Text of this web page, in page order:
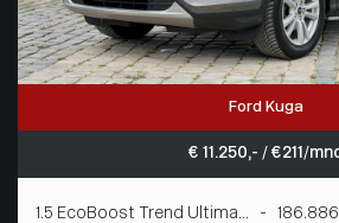
Ford Kuga
€ 11.250,- / € 211/
1.5 EcoBoost Trend Ultima... -